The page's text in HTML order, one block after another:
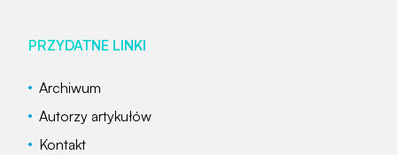
PRZYDATNE LINKI
Archiwum
Autorzy artykułów
Kontakt